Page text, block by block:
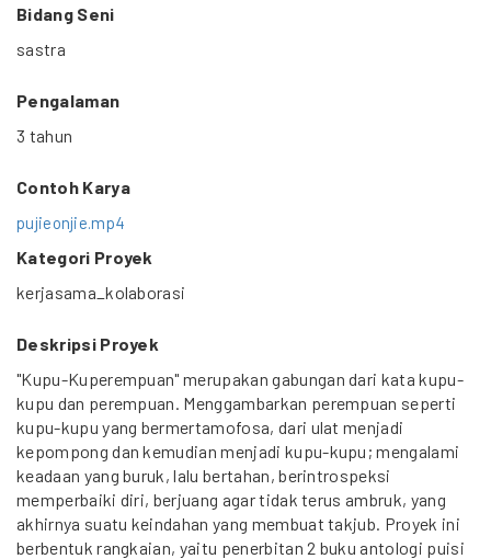
Bidang Seni
sastra
Pengalaman
3 tahun
Contoh Karya
pujieonjie.mp4
Kategori Proyek
kerjasama_kolaborasi
Deskripsi Proyek
"Kupu-Kuperempuan" merupakan gabungan dari kata kupu-
kupu dan perempuan. Menggambarkan perempuan seperti
kupu-kupu yang bermertamofosa, dari ulat menjadi
kepompong dan kemudian menjadi kupu-kupu; mengalami
keadaan yang buruk, lalu bertahan, berintrospeksi
memperbaiki diri, berjuang agar tidak terus ambruk, yang
akhirnya suatu keindahan yang membuat takjub. Proyek ini
berbentuk rangkaian, yaitu penerbitan 2 buku antologi puisi